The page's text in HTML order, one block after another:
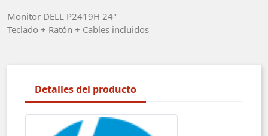
Monitor DELL P2419H 24"
Teclado + Ratón + Cables incluidos
Detalles del producto